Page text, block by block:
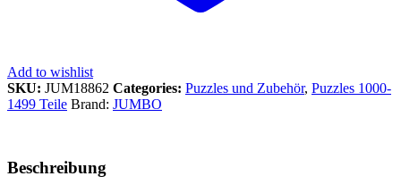
Add to wishlist
SKU: JUM18862 Categories: Puzzles und Zubehör, Puzzles 1000-
1499 Teile Brand: JUMBO
Beschreibung